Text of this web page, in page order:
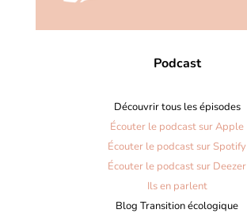
Podcast
Découvrir tous les épisodes
Écouter le podcast sur Apple
Écouter le podcast sur Spotify
Écouter le podcast sur Deezer
Ils en parlent
Blog Transition écologique